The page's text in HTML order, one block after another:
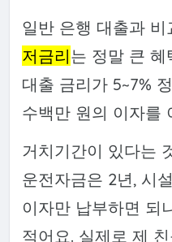
일반 은행 대출과 비
저금리는 정말 큰 혜
대출 금리가 5~7%
수백만 원의 이자를
거치기간이 있다는
운전자금은 2년, 시
이자만 납부하면 되
적어요. 실제로 제